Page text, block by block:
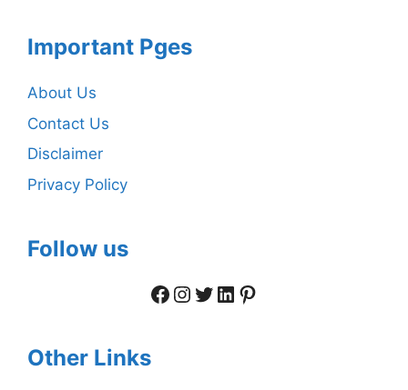
Important Pges
About Us
Contact Us
Disclaimer
Privacy Policy
Follow us
Facebook
Instagram
Twitter
LinkedIn
Pinterest
Other Links